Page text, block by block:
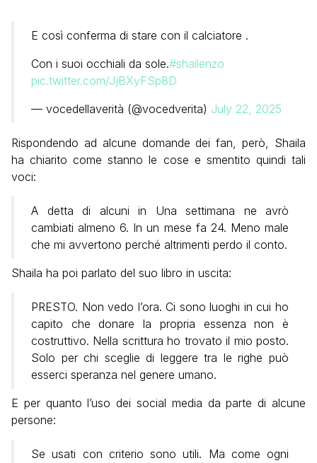
E così conferma di stare con il calciatore .
Con i suoi occhiali da sole.#shailenzo
pic.twitter.com/JjBXyFSp8D
— vocedellaverità (@vocedverita) July 22, 2025
Rispondendo ad alcune domande dei fan, però, Shaila
ha chiarito come stanno le cose e smentito quindi tali
voci:
A detta di alcuni in Una settimana ne avrò
cambiati almeno 6. In un mese fa 24. Meno male
che mi avvertono perché altrimenti perdo il conto.
Shaila ha poi parlato del suo libro in uscita:
PRESTO. Non vedo l’ora. Ci sono luoghi in cui ho
capito che donare la propria essenza non è
costruttivo. Nella scrittura ho trovato il mio posto.
Solo per chi sceglie di leggere tra le righe può
esserci speranza nel genere umano.
E per quanto l’uso dei social media da parte di alcune
persone:
Se usati con criterio sono utili. Ma come ogni